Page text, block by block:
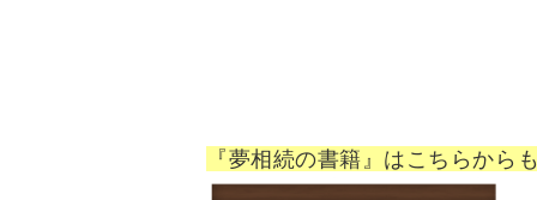
『夢相続の書籍』はこちらから